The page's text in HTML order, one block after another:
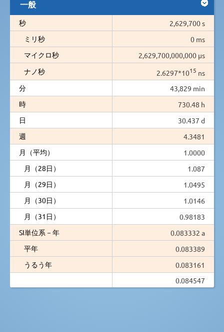
一般
秒
2,629,700 s
ミリ秒
0 ms
マイクロ秒
2,629,700,000,000 µs
ナノ秒
2.6297*1015 ns
分
43,829 min
時
730.48 h
日
30.437 d
週
4.3481
月（平均）
1.0000
月（28日）
1.087
月（29日）
1.0495
月（30日）
1.0146
月（31日）
0.98183
SI単位系－年
0.083332 a
平年
0.083389
うるう年
0.083161
0.084547